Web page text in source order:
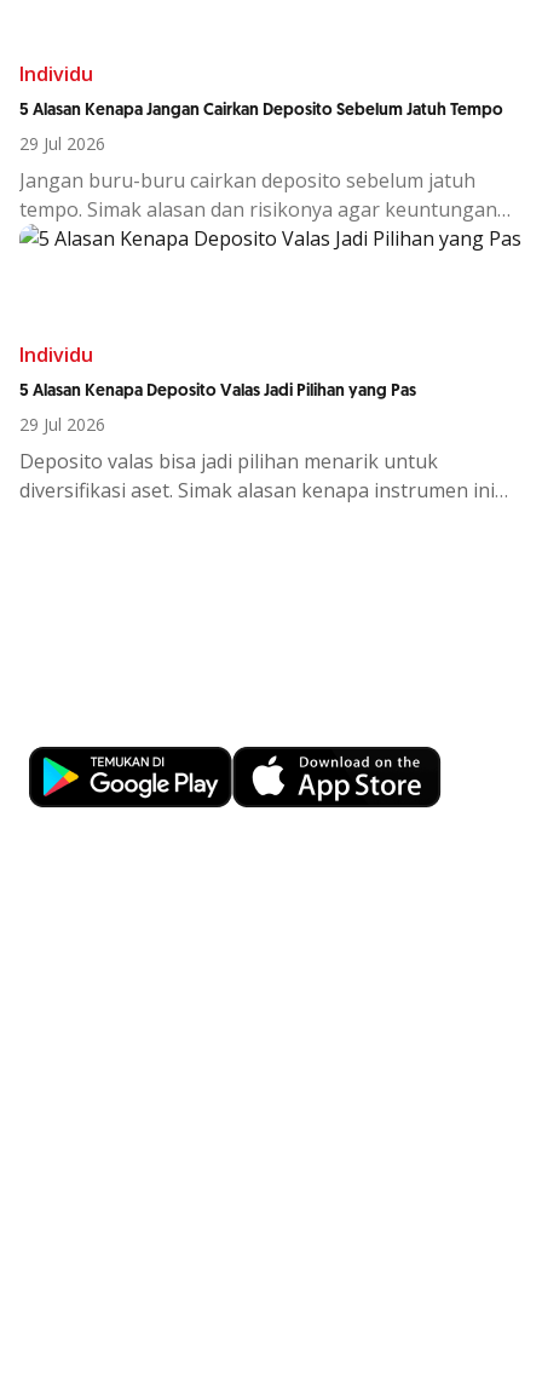
Individu
5 Alasan Kenapa Jangan Cairkan Deposito Sebelum Jatuh Tempo
29 Jul 2026
Jangan buru-buru cairkan deposito sebelum jatuh
tempo. Simak alasan dan risikonya agar keuntungan
investasi tetap maksimal.
Individu
5 Alasan Kenapa Deposito Valas Jadi Pilihan yang Pas
29 Jul 2026
Deposito valas bisa jadi pilihan menarik untuk
diversifikasi aset. Simakalasan kenapa instrumen ini